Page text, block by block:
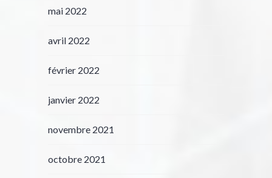
mai 2022
avril 2022
février 2022
janvier 2022
novembre 2021
octobre 2021